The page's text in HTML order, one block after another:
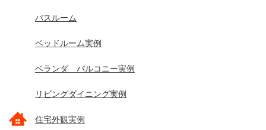
バスルーム
ベッドルーム実例
ベランダ バルコニー実例
リビングダイニング実例
住宅外観実例